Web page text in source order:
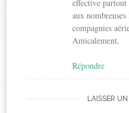
effective
aux
compagnies
Amicalement,
Répondre
LAISSER